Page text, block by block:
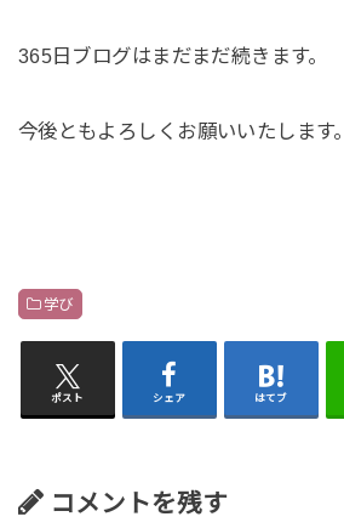
365日ブログはまだまだ続きます。
今後ともよろしくお願いいたします。
学び
ポスト シェア はてブ
コメントを残す